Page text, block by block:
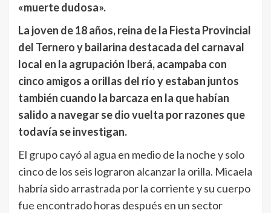
«muerte dudosa».
La joven de 18 años, reina de la Fiesta Provincial
del Ternero y bailarina destacada del carnaval
local en la agrupación Iberá, acampaba con
cinco amigos a orillas del río y estaban juntos
también cuando la barcaza en la que habían
salido a navegar se dio vuelta por razones que
todavía se investigan.
El grupo cayó al agua en medio de la noche y solo
cinco de los seis lograron alcanzar la orilla. Micaela
habría sido arrastrada por la corriente y su cuerpo
fue encontrado horas después en un sector